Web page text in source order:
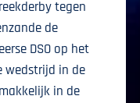
tegen
de
DSO op het
wedstrijd in de
in de